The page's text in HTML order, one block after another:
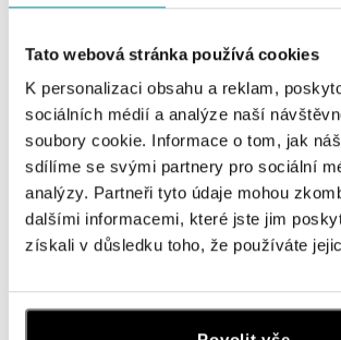
Tato webová stránka používá cookies
K personalizaci obsahu a reklam,
sociálních médií a analýze naší
soubory cookie. Informace o tom, jak
sdílíme se svými partnery pro sociální
analýzy. Partneři tyto údaje mohou
dalšími informacemi, které jste jim
získali v důsledku toho, že používáte
HALADA Pařížská, Praha
Pařížská 7, 110 00 Praha 1
tel.: +420724986111
dnes otevřeno do 19:00
HALADA Na Příkopě, Praha
Na Příkopě 16, 110 00 Praha 1
dnes otevřeno do 19:00